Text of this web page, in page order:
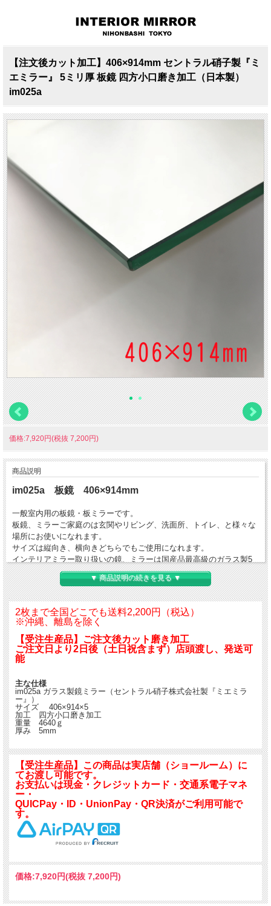
【注文後カット加工】406×914mm セントラル硝子製『ミ
エミラー』 5ミリ厚 板鏡 四方小口磨き加工（日本製）
im025a
価格:7,920円(税抜 7,200円)
商品説明
im025a 板鏡 406×914mm
一般室内用の板鏡・板ミラーです。
板鏡、ミラーご家庭のは玄関やリビング、洗面所、トイレ、と様々な
場所にお使いになれます。
サイズは縦向き、横向きどちらでもご使用になれます。
インテリアミラー取り扱いの鏡、ミラーは国産品最高級のガラス製5
ミリミラーになります。
セントラル硝子株式会社製造の『ミエミラー』（国内生産）です。
規格サイズで販売しておりますが、特注サイズも製作可能です。
特注サイズの価格はご希望サイズの面積が入る規格サイズの一番小さ
いミラーの価格です。ご利用ください。
大型サイズ以外は常時在庫しておりますので店頭引渡しも可能です。
店頭でのお買い求め希望のお客様は必ずご来店前に電話にて在庫を確
認して下さい。
▼ 商品説明の続きを見る ▼
2枚まで全国どこでも送料2,200円（税込）
※沖縄、離島を除く
【受注生産品】ご注文後カット磨き加工
ご注文日より2日後（土日祝含まず）店頭渡し、発送可
能
主な仕様
im025a ガラス製鏡ミラー（セントラル硝子株式会社製『ミエミラ
ー』）
サイズ 406×914×5
加工 四方小口磨き加工
重量 4640ｇ
厚み 5mm
【受注生産品】この商品は実店舗（ショールーム）に
てお渡し可能です。
お支払いは現金・クレジットカード・交通系電子マネ
ー・
QUICPay・ID・UnionPay・QR決済がご利用可能で
す。
価格:7,920円(税抜 7,200円)